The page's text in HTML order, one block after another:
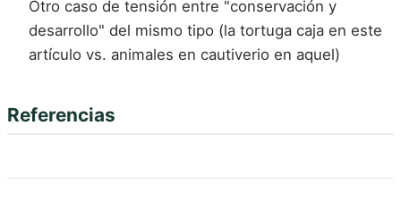
Otro caso de tensión entre "conservación y
desarrollo" del mismo tipo (la tortuga caja en este
artículo vs. animales en cautiverio en aquel)
Referencias